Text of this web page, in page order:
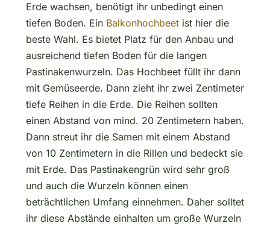
Erde wachsen, benötigt ihr unbedingt einen
tiefen Boden. Ein Balkonhochbeetist hier die
beste Wahl. Es bietet Platz für den Anbau und
ausreichend tiefen Boden für die langen
Pastinakenwurzeln. Das Hochbeet füllt ihr dann
mit Gemüseerde. Dann zieht ihr zwei Zentimeter
tiefe Reihen in die Erde. Die Reihen sollten
einen Abstand von mind. 20 Zentimetern haben.
Dann streut ihr die Samen mit einem Abstand
von 10 Zentimetern in die Rillen und bedeckt sie
mit Erde. Das Pastinakengrün wird sehr groß
und auch die Wurzeln können einen
beträchtlichen Umfang einnehmen. Daher solltet
ihr diese Abstände einhalten um große Wurzeln